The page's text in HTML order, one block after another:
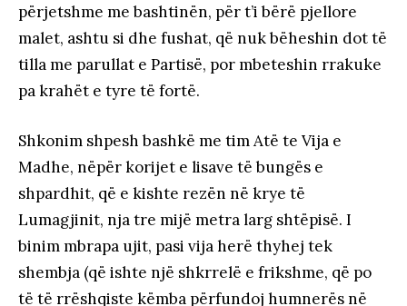
përjetshme me bashtinën, për t’i bërë pjellore
malet, ashtu si dhe fushat, që nuk bëheshin dot të
tilla me parullat e Partisë, por mbeteshin rrakuke
pa krahët e tyre të fortë.
Shkonim shpesh bashkë me tim Atë te Vija e
Madhe, nëpër korijet e lisave të bungës e
shpardhit, që e kishte rezën në krye të
Lumagjinit, nja tre mijë metra larg shtëpisë. I
binim mbrapa ujit, pasi vija herë thyhej tek
shembja (që ishte një shkrrelë e frikshme, që po
të të rrëshqiste këmba përfundoj humnerës në